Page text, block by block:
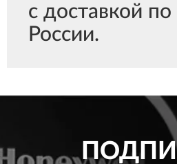
с доставкой по
России.